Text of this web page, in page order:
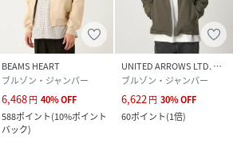
中国製
ポリエステル100
%
BEAMS HEART
ブルゾン・ジャンパー
6,468円 40%OFF
588ポイント(10%ポイント
バック)
UNITED ARROWS LTD. OUTLET
ブルゾン・ジャンパー
6,622円 30%OFF
60ポイント(1倍)